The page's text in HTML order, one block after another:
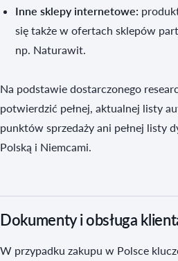
Inne sklepy internetowe:
się także w ofertach sklepów
np. Naturawit.
Na podstawie dostarczonego
potwierdzić pełnej, aktualnej listy
punktów sprzedaży ani pełnej listy
Polską i Niemcami.
Dokumenty i obsługa
W przypadku zakupu w Polsce